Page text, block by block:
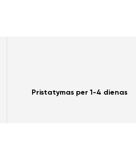
Pristatymas per 1-4 dienas